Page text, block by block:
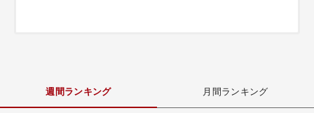
週間ランキング 月間ランキング